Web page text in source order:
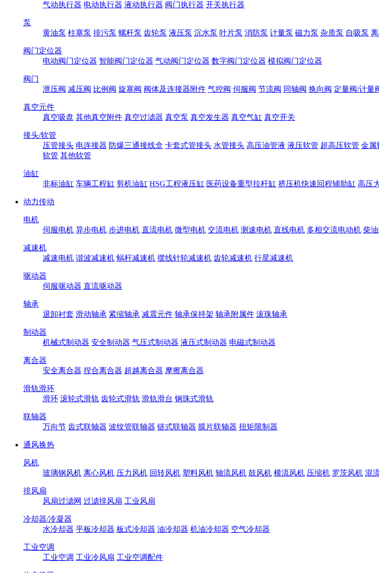
气动执行器 电动执行器 液动执行器 阀门执行器 开关执行器
泵
黄油泵 柱塞泵 排污泵 螺杆泵 齿轮泵 液压泵 沉水泵 叶片泵 消防泵 计量泵 磁力泵 杂质泵 自吸泵
阀门定位器
电动阀门定位器 智能阀门定位器 气动阀门定位器 数字阀门定位器 模拟阀门定位器
阀门
泄压阀 减压阀 比例阀 旋塞阀 阀体及连接器附件 气控阀 伺服阀 节流阀 同轴阀 换向阀 定量阀/计量
真空元件
真空吸盘 其他真空附件 真空过滤器 真空泵 真空发生器 真空气缸 真空开关
接头/软管
压管接头 电连接器 防爆三通接线盒 卡套式管接头 水管接头 高压油管液 液压软管 超高压软管 金属
软管 其他软管
油缸
非标油缸 车辆工程缸 剪机油缸 HSG工程液压缸 医药设备重型拉杆缸 挤压机快速回程辅助缸 高压
动力传动
电机
伺服电机 异步电机 步进电机 直流电机 微型电机 交流电机 测速电机 直线电机 多相交流电动机 柴
减速机
减速电机 谐波减速机 蜗杆减速机 摆线针轮减速机 齿轮减速机 行星减速机
驱动器
伺服驱动器 直流驱动器
轴承
退卸衬套 滑动轴承 紧缩轴承 减震元件 轴承保持架 轴承附属件 滚珠轴承
制动器
机械式制动器 安全制动器 气压式制动器 液压式制动器 电磁式制动器
离合器
安全离合器 捏合离合器 超越离合器 摩擦离合器
滑轨滑环
滑环 滚轮式滑轨 齿轮式滑轨 滑轨滑台 钢珠式滑轨
联轴器
万向节 齿式联轴器 波纹管联轴器 链式联轴器 膜片联轴器 扭矩限制器
通风换热
风机
玻璃钢风机 离心风机 压力风机 回转风机 塑料风机 轴流风机 鼓风机 横流风机 压缩机 罗茨风机 混
排风扇
风扇过滤网 过滤排风扇 工业风扇
冷却器/冷凝器
水冷却器 平板冷却器 板式冷却器 油冷却器 机油冷却器 空气冷却器
工业空调
工业空调 工业冷风扇 工业空调配件